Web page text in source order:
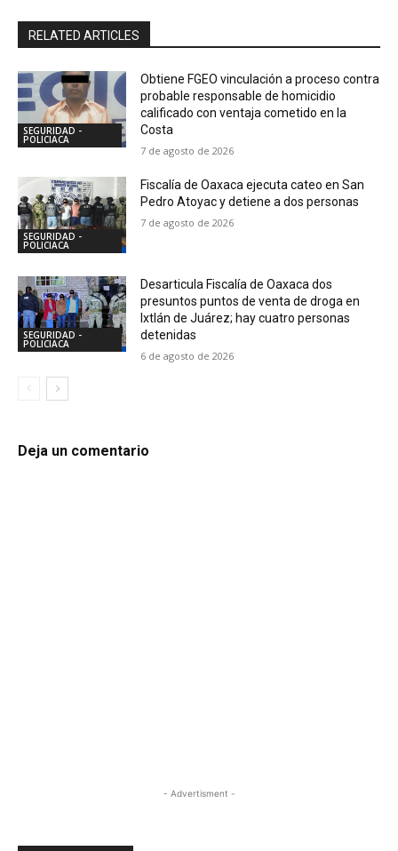
RELATED ARTICLES
SEGURIDAD -
POLICIACA
Obtiene FGEO vinculación a proceso contra
probable responsable de homicidio
calificado con ventaja cometido en la
Costa
7 de agosto de 2026
SEGURIDAD -
POLICIACA
Fiscalía de Oaxaca ejecuta cateo en San
Pedro Atoyac y detiene a dos personas
7 de agosto de 2026
SEGURIDAD -
POLICIACA
Desarticula Fiscalía de Oaxaca dos
presuntos puntos de venta de droga en
Ixtlán de Juárez; hay cuatro personas
detenidas
6 de agosto de 2026
Deja un comentario
- Advertisment -